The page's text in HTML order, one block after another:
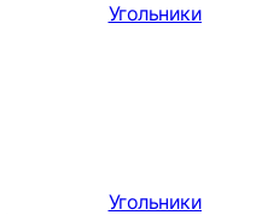
Угольники
Угольники